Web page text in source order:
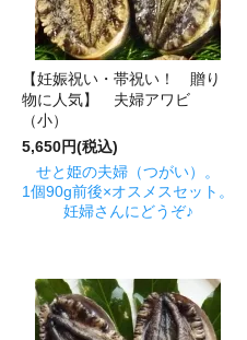
【妊娠祝い・帯祝い！ 贈り
物に人気】 夫婦アワビ
（小）
5,650円(税込)
せと姫の夫婦（つがい）。
1個90g前後×オスメスセット。
妊婦さんにどうぞ♪